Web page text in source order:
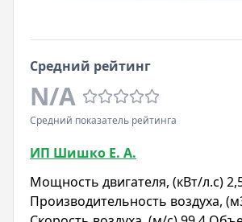
ИП Шишко Е. А.
Мощность двигателя, (кВт/л.с)
Производительность воздуха,
Средний рейтинг
N/A
Средний показатель рейтинга